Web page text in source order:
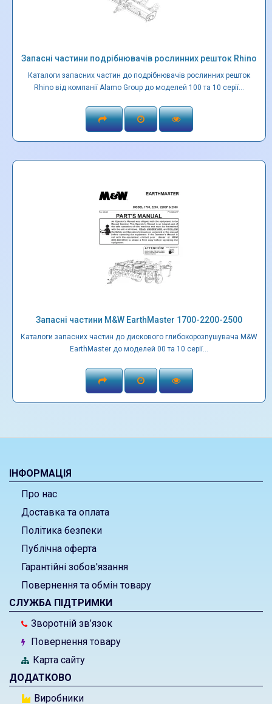
Запасні частини подрібнювачів рослинних решток Rhino
Каталоги запасних частин до подрібнювачів рослинних решток
Rhino від компанії Alamo Group до моделей 100 та 10 серії...
Запасні частини M&W EarthMaster 1700-2200-2500
Каталоги запасних частин до дискового глибокорозпушувача M&W
EarthMaster до моделей 00 та 10 серії...
ІНФОРМАЦІЯ
Про нас
Доставка та оплата
Політика безпеки
Публічна оферта
Гарантійні зобов'язання
Повернення та обмін товару
СЛУЖБА ПІДТРИМКИ
Зворотній зв’язок
Повернення товару
Карта сайту
ДОДАТКОВО
Виробники